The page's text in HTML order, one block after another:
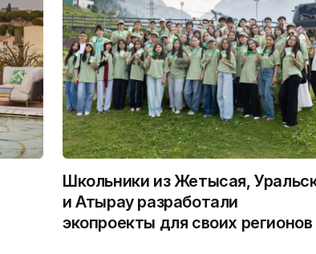
Школьники из Жетысая,
и Атырау разработали
экопроекты для своих регионов